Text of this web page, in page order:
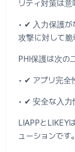
リティ対策は
• ✔ 入力保護が
攻撃に対して脆
PHI保護は次の
• ✔ アプリ完全
• ✔ 安全な入力
LIAPPとLIKEY
ューションです。